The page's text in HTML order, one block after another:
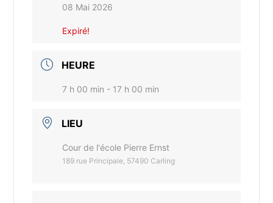
08 Mai 2026
Expiré!
HEURE
7 h 00 min - 17 h 00 min
LIEU
Cour de l'école Pierre Ernst
189 rue Principale, 57490 Carling